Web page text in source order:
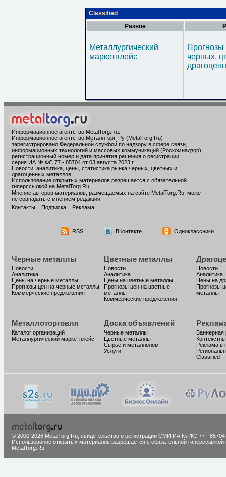
Classified
Разное
Металлургический
маркетплейс
черных,
Информационное агентство MetalTorg.Ru
Информационное агентство Металлторг. Ру (MetalTorg.Ru)
зарегистрировано Федеральной службой по надзору в сфере связи,
информационных технологий и массовых коммуникаций (Роскомнадзор),
регистрационный номер и дата принятия решения о регистрации:
серия ИА № ФС 77 - 85704 от 03 августа 2023 г.
Новости, аналитика, цены, статистика рынка черных, цветных и
драгоценных металлов.
Использование открытых материалов разрешается с обязательной
гиперссылкой на MetalTorg.Ru
Мнение авторов материалов, размещаемых на сайте MetalTorg.Ru, может
не совпадать с мнением редакции.
Контакты
Подписка Реклама
RSS ВКонтакте Одноклассники
Черные металлы
Новости
Аналитика
Цены на черные металлы
Прогнозы цен на черные металлы
Коммерческие предложения
Цветные металлы
Новости
Аналитика
Цены на цветные металлы
Прогнозы цен на цветные
металлы
Коммерческие предложения
Новости
Аналитика
Цены на
Прогнозы
металлы
Металлоторговля
Каталог организаций
Металлургический маркетплейс
Доска объявлений
Черные металлы
Цветные металлы
Сырье и металлолом
Услуги
Баннерная
Реклама в
Classified
© 2000-2026 MetalTorg.Ru, cвидетельство о регистрации СМИ ИА № ФС 77 - 85704
Использование открытых материалов разрешается с обязательной гиперссылкой
MetalTorg.Ru